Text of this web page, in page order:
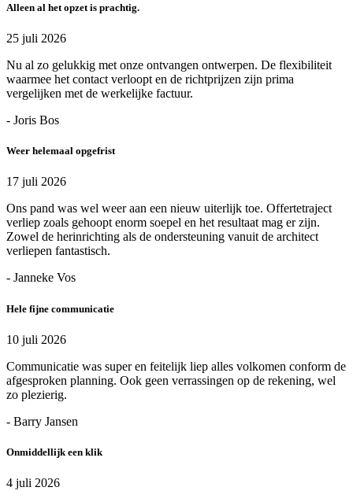
Alleen al het opzet is prachtig.
25 juli 2026
Nu al zo gelukkig met onze ontvangen ontwerpen. De flexibiliteit
waarmee het contact verloopt en de richtprijzen zijn prima
vergelijken met de werkelijke factuur.
- Joris Bos
Weer helemaal opgefrist
17 juli 2026
Ons pand was wel weer aan een nieuw uiterlijk toe. Offertetraject
verliep zoals gehoopt enorm soepel en het resultaat mag er zijn.
Zowel de herinrichting als de ondersteuning vanuit de architect
verliepen fantastisch.
- Janneke Vos
Hele fijne communicatie
10 juli 2026
Communicatie was super en feitelijk liep alles volkomen conform de
afgesproken planning. Ook geen verrassingen op de rekening, wel
zo plezierig.
- Barry Jansen
Onmiddellijk een klik
4 juli 2026